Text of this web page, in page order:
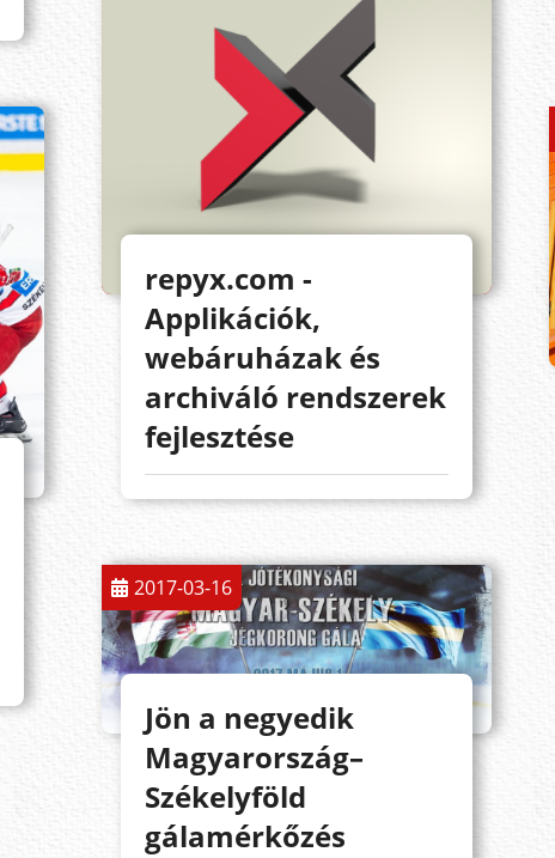
repyx.com -
Applikációk,
webáruházak és
archiváló rendszerek
fejlesztése
2017-03-16
Jön a negyedik
Magyarország–
Székelyföld
gálamérkőzés